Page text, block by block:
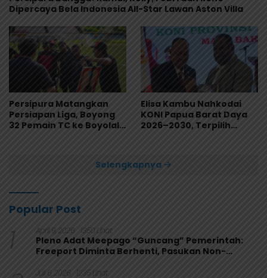
Dipercaya Bela Indonesia All-Star Lawan Aston Villa
Persipura Matangkan
Persiapan Liga, Boyong
32 Pemain TC ke Boyolali
Elisa Kambu Nahkodai
KONI Papua Barat Daya
2026–2030, Terpilih
Selengkapnya
Popular Post
1 April 9, 2026 1350 Lihat
Pleno Adat Meepago “Guncang” Pemerintah:
Freeport Diminta Berhenti, Pasukan Non-
Juli 6, 2026 1235 Lihat